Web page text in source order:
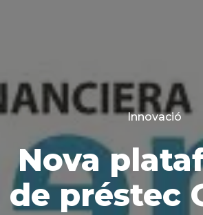
Innovació
Nova
de préstec